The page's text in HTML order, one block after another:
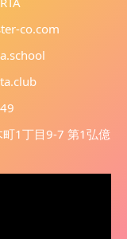
co.com
1丁目9-7 第1弘億